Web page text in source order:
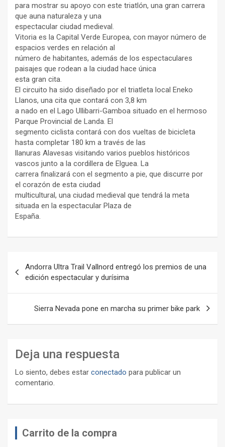
para mostrar su apoyo con este triatlón, una gran carrera
que auna naturaleza y una
espectacular ciudad medieval.
Vitoria es la Capital Verde Europea, con mayor número de
espacios verdes en relación al
número de habitantes, además de los espectaculares
paisajes que rodean a la ciudad hace única
esta gran cita.
El circuito ha sido diseñado por el triatleta local Eneko
Llanos, una cita que contará con 3,8 km
a nado en el Lago Ullibarri-Gamboa situado en el hermoso
Parque Provincial de Landa. El
segmento ciclista contará con dos vueltas de bicicleta
hasta completar 180 km a través de las
llanuras Alavesas visitando varios pueblos históricos
vascos junto a la cordillera de Elguea. La
carrera finalizará con el segmento a pie, que discurre por
el corazón de esta ciudad
multicultural, una ciudad medieval que tendrá la meta
situada en la espectacular Plaza de
España.
de
entradas
Andorra Ultra Trail Vallnord entregó los premios de una
edición espectacular y durísima
Sierra Nevada pone en marcha su primer bike park
Deja una respuesta
Lo siento, debes estar conectado para publicar un
comentario.
Carrito de la compra